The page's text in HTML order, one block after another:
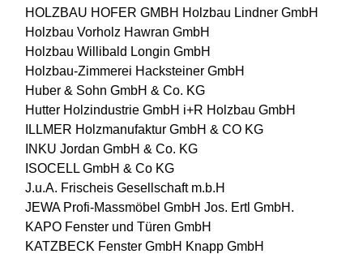
HOLZBAU HOFER GMBH Holzbau Lindner GmbH
Holzbau Vorholz Hawran GmbH
Holzbau Willibald Longin GmbH
Holzbau-Zimmerei Hacksteiner GmbH
Huber & Sohn GmbH & Co. KG
Hutter Holzindustrie GmbH i+R Holzbau GmbH
ILLMER Holzmanufaktur GmbH & CO KG
INKU Jordan GmbH & Co. KG
ISOCELL GmbH & Co KG
J.u.A. Frischeis Gesellschaft m.b.H
JEWA Profi-Massmöbel GmbH Jos. Ertl GmbH.
KAPO Fenster und Türen GmbH
KATZBECK Fenster GmbH Knapp GmbH